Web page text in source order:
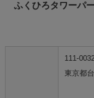
ふくひろタワーパ
111-
東京都